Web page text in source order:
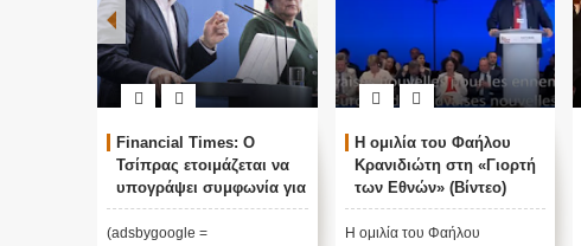
Financial Times: Ο
Τσίπρας ετοιμάζεται να
υπογράψει συμφωνία για
επιστροφή μεταναστών
(adsbygoogle =
Η ομιλία του Φαήλου
Κρανιδιώτη στη «Γιορτή
των Εθνών» (Βίντεο)
H ομιλία του Φαήλου